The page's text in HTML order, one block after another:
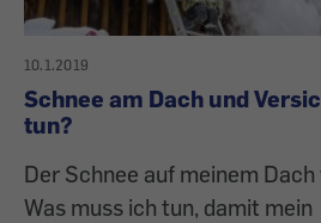
10.1.2019
Schnee am Dach und
tun?
Der Schnee auf meinem
Was muss ich tun, damit mein